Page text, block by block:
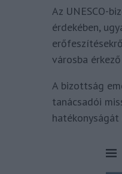
Az UNESCO-
érdekében,
városba
A bizottság
tanácsadói
hatékonyságát